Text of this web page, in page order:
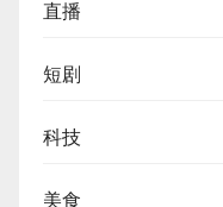
直播
短剧
科技
美食